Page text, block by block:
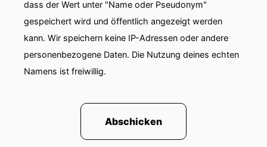
dass der Wert unter "Name oder Pseudonym"
gespeichert wird und öffentlich angezeigt werden
kann. Wir speichern keine IP-Adressen oder andere
personenbezogene Daten. Die Nutzung deines echten
Namens ist freiwillig.
Abschicken